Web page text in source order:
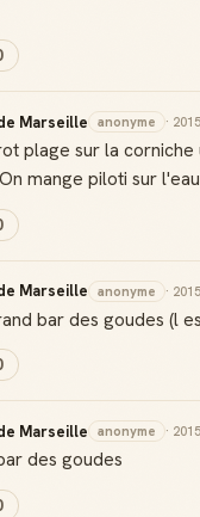
Marseille anonyme ·
plage sur la
mange piloti sur
Marseille anonyme ·
bar des goudes (l
Marseille anonyme ·
des goudes